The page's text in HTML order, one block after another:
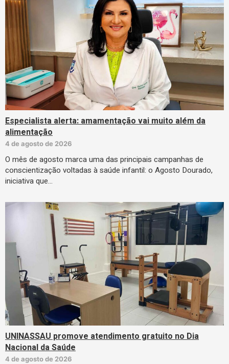
Especialista alerta: amamentação vai muito além da
alimentação
4 de agosto de 2026
O mês de agosto marca uma das principais campanhas de
conscientização voltadas à saúde infantil: o Agosto Dourado,
iniciativa que…
UNINASSAU promove atendimento gratuito no Dia
Nacional da Saúde
4 de agosto de 2026